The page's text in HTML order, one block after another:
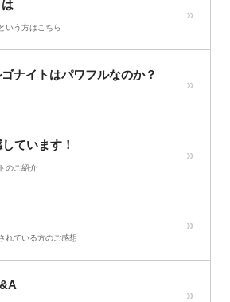
いう方はこちら
ナイトはパワフルなのか？
ています！
のご紹介
れている方のご感想